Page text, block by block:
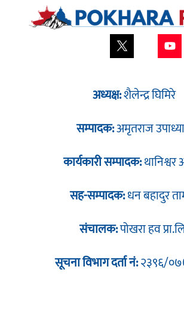
अध्यक्ष:शैलेन्द्र घिमिरे
सम्पादक:अमृतराज
कार्यकारी सम्पादक:थानिश्वर
सह-सम्पादक:धन बहादुर
संचालक:पोखरा हव
सूचना विभाग दर्ता नं:२३९६/